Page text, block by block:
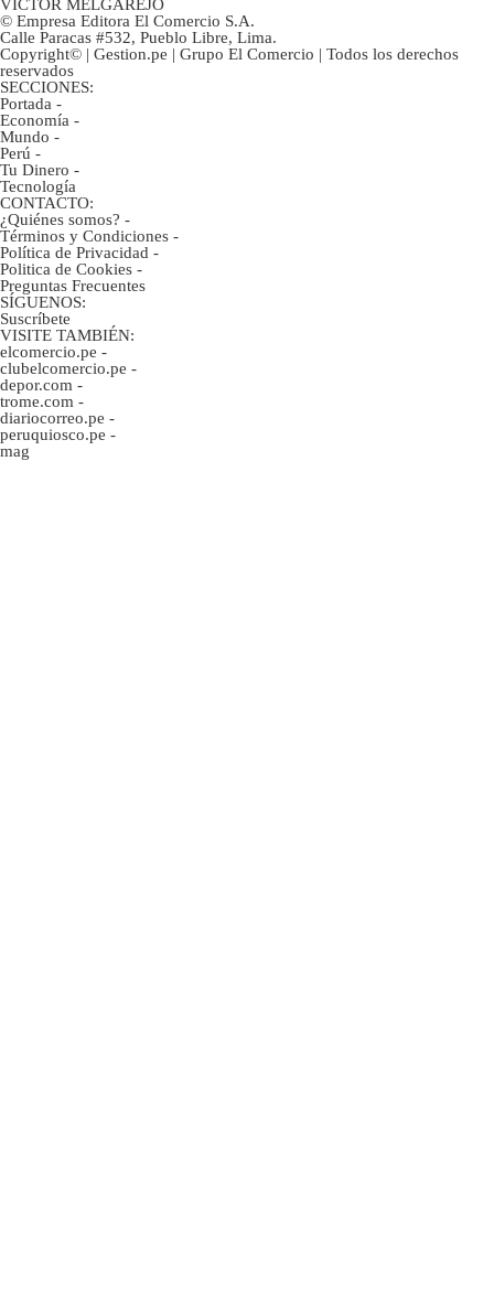
VÍCTOR MELGAREJO
© Empresa Editora El Comercio S.A.
Calle Paracas #532, Pueblo Libre, Lima.
Copyright© | Gestion.pe | Grupo El Comercio | Todos los derechos
reservados
SECCIONES:
Portada -
Economía -
Mundo -
Perú -
Tu Dinero -
Tecnología
CONTACTO:
¿Quiénes somos? -
Términos y Condiciones -
Política de Privacidad -
Politica de Cookies -
Preguntas Frecuentes
SÍGUENOS:
Suscríbete
VISITE TAMBIÉN:
elcomercio.pe -
clubelcomercio.pe -
depor.com -
trome.com -
diariocorreo.pe -
peruquiosco.pe -
mag